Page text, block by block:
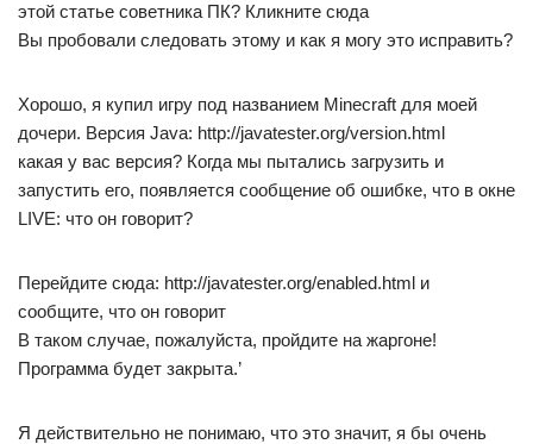
этой статье советника ПК? Кликните сюда
Вы пробовали следовать этому и как я могу это исправить?
Хорошо, я купил игру под названием Minecraft для моей
дочери. Версия Java: http://javatester.org/version.html
какая у вас версия? Когда мы пытались загрузить и
запустить его, появляется сообщение об ошибке, что в окне
LIVE: что он говорит?
Перейдите сюда: http://javatester.org/enabled.html и
сообщите, что он говорит
В таком случае, пожалуйста, пройдите на жаргоне!
Программа будет закрыта.’
Я действительно не понимаю, что это значит, я бы очень